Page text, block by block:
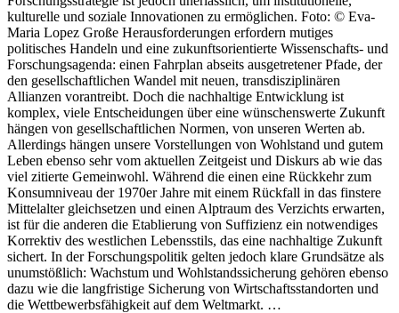
kulturelle und soziale Innovationen zu ermöglichen. Foto: © Eva-
Maria Lopez Große Herausforderungen erfordern mutiges
politisches Handeln und eine zukunftsorientierte Wissenschafts- und
Forschungsagenda: einen Fahrplan abseits ausgetretener Pfade, der
den gesellschaftlichen Wandel mit neuen, transdisziplinären
Allianzen vorantreibt. Doch die nachhaltige Entwicklung ist
komplex, viele Entscheidungen über eine wünschenswerte Zukunft
hängen von gesellschaftlichen Normen, von unseren Werten ab.
Allerdings hängen unsere Vorstellungen von Wohlstand und gutem
Leben ebenso sehr vom aktuellen Zeitgeist und Diskurs ab wie das
viel zitierte Gemeinwohl. Während die einen eine Rückkehr zum
Konsumniveau der 1970er Jahre mit einem Rückfall in das finstere
Mittelalter gleichsetzen und einen Alptraum des Verzichts erwarten,
ist für die anderen die Etablierung von Suffizienz ein notwendiges
Korrektiv des westlichen Lebensstils, das eine nachhaltige Zukunft
sichert. In der Forschungspolitik gelten jedoch klare Grundsätze als
unumstößlich: Wachstum und Wohlstandssicherung gehören ebenso
dazu wie die langfristige Sicherung von Wirtschaftsstandorten und
die Wettbewerbsfähigkeit auf dem Weltmarkt. …